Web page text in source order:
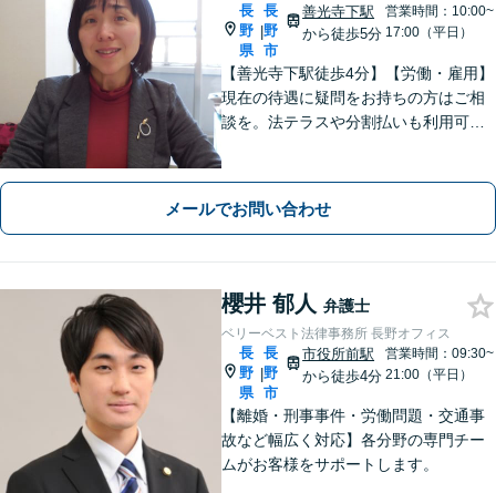
長
野
県
|
長
野
市
善光寺下駅
から徒歩5分
営業時間：10:00~
17:00（平日）
【善光寺下駅徒歩4分】【労働・雇用】
現在の待遇に疑問をお持ちの方はご相
談を。法テラスや分割払いも利用可
メールでお問い合わせ
櫻井 郁人 弁護士
ベリーベスト法律事務所 長野オフィス
長
野
県
|
長
野
市
市役所前駅
から徒歩4分
営業時間：09:30~
21:00（平日）
【離婚・刑事事件・労働問題・交通事
故など幅広く対応】各分野の専門チー
ムがお客様をサポートします。